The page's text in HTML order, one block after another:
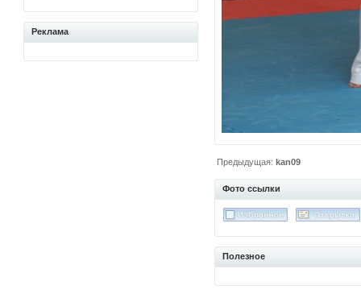
Реклама
Предыдущая:kan09
Фото ссылки
Полезное